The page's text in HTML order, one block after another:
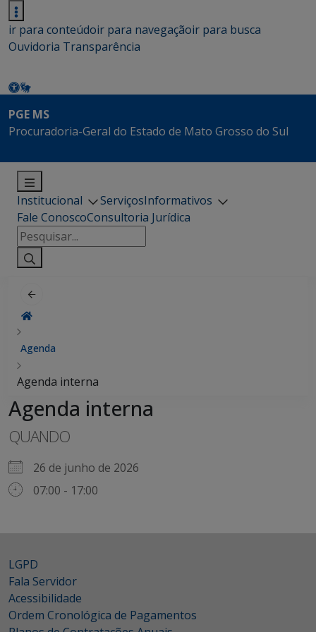
ir para conteúdoir para navegaçãoir para busca
Ouvidoria Transparência
PGE MS
Procuradoria-Geral do Estado de Mato Grosso do Sul
Institucional ServiçosInformativos
Fale ConoscoConsultoria Jurídica
Pesquisar
por:
Agenda
Agenda interna
Agenda interna
QUANDO
26 de junho de 2026
07:00 - 17:00
LGPD
Fala Servidor
Acessibilidade
Ordem Cronológica de Pagamentos